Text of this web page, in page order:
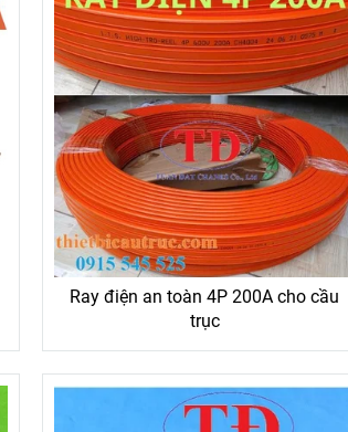
Ray điện an toàn 4P 200A cho cầu
trục